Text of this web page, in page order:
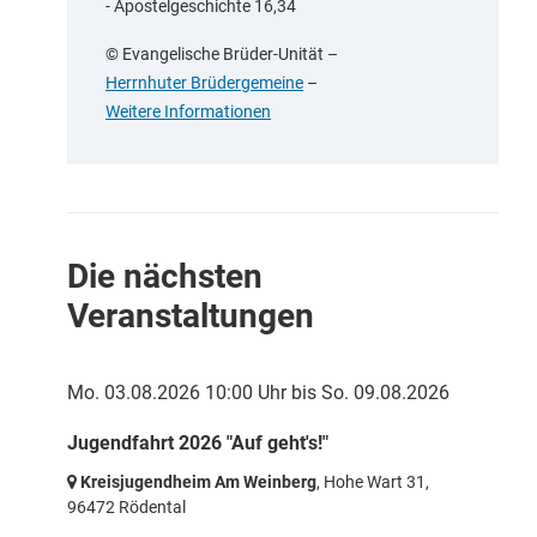
- Apostelgeschichte 16,34
© Evangelische Brüder-Unität –
Herrnhuter Brüdergemeine –
Weitere Informationen
Die nächsten
Veranstaltungen
Mo. 03.08.2026 10:00 Uhr bis So. 09.08.2026
Jugendfahrt 2026 "Auf geht's!"
Kreisjugendheim Am Weinberg, Hohe Wart 31,
96472 Rödental